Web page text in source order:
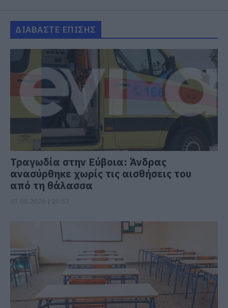
ΔΙΑΒΑΣΤΕ ΕΠΙΣΗΣ
Τραγωδία στην Εύβοια: Άνδρας
ανασύρθηκε χωρίς τις αισθήσεις του
από τη θάλασσα